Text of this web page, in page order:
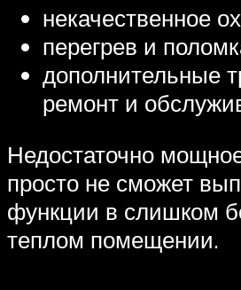
некачественное
перегрев и
дополнительные
ремонт и
Недостаточно
просто не сможет
функции в слишком
теплом помещении.